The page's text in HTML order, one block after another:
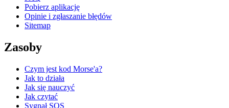
Pobierz aplikację
Opinie i zgłaszanie błędów
Sitemap
Zasoby
Czym jest kod Morse'a?
Jak to działa
Jak się nauczyć
Jak czytać
Sygnał SOS